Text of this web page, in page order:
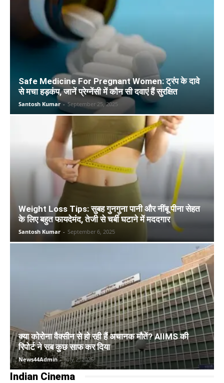
Safe Medicine For Pregnant Women: ट्रंप के दावे
से मचा हड़कंप, जानें प्रेग्नेंसी में कौन सी दवाएं हैं सुरक्षित
Santosh Kumar - September 25, 2025
Weight Loss Tips: सुबह गुनगुना पानी और नींबू पीना सेहत
के लिए बहुत फायदेमंद, तेजी से चर्बी घटाने में मददगार
Santosh Kumar - September 6, 2025
क्या कोरोना वैक्सीन से हो रही हैं अचानक मौतें? AIIMS की
रिपोर्ट ने सब कुछ साफ कर दिया
News44Admin - July 2, 2025
Indian Cinema